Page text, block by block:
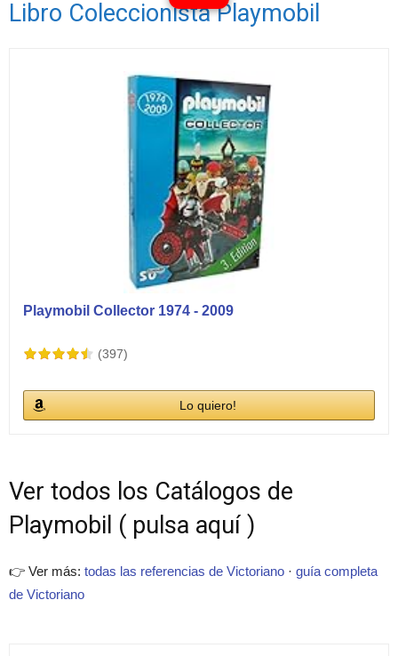
Libro Coleccionista Playmobil
Playmobil Collector 1974 - 2009
(397)
Lo quiero!
Ver todos los Catálogos de
Playmobil ( pulsa aquí )
👉 Ver más: todas las referencias de Victoriano · guía completa
de Victoriano